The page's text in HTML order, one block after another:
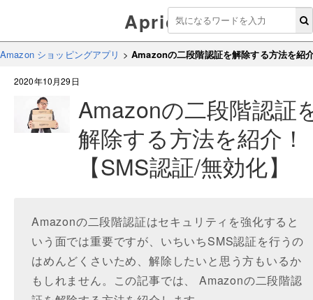
Aprico
Amazon ショッピングアプリ >Amazonの二段階認証を解除する方法を紹
2020年10月29日
Amazonの二段階認証
解除する方法を紹介！
【SMS認証/無効化】
Amazonの二段階認証はセキュリティを強化すると
いう面では重要ですが、いちいちSMS認証を行うの
はめんどくさいため、解除したいと思う方もいるか
もしれません。この記事では、 Amazonの二段階認